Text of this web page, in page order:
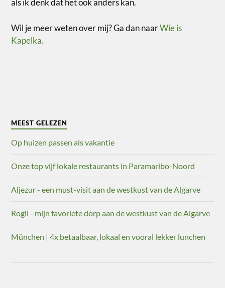
als ik denk dat het ook anders kan.
Wil je meer weten over mij? Ga dan naarWie is
Kapelka.
MEEST GELEZEN
Op huizen passen als vakantie
Onze top vijf lokale restaurants in Paramaribo-Noord
Aljezur - een must-visit aan de westkust van de Algarve
Rogil - mijn favoriete dorp aan de westkust van de Algarve
München | 4x betaalbaar, lokaal en vooral lekker lunchen